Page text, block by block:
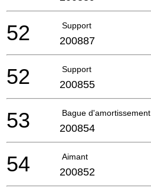
Support
52 200887
Support
52 200855
Bague d'amortissement
53 200854
Aimant
54 200852